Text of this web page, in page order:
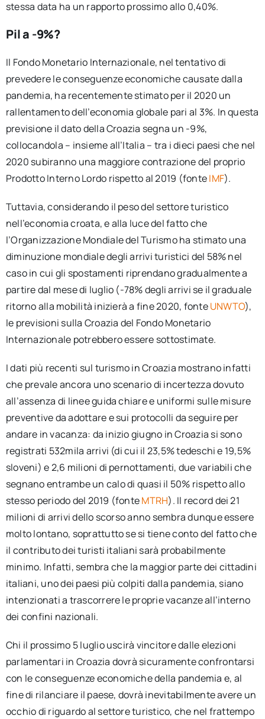
stessa data ha un rapporto prossimo allo 0,40%.
Pil a -9%?
Il Fondo Monetario Internazionale, nel tentativo di
prevedere le conseguenze economiche causate dalla
pandemia, ha recentemente stimato per il 2020 un
rallentamento dell’economia globale pari al 3%. In questa
previsione il dato della Croazia segna un -9%,
collocandola – insieme all’Italia – tra i dieci paesi che nel
2020 subiranno una maggiore contrazione del proprio
Prodotto Interno Lordo rispetto al 2019 (fonteIMF).
Tuttavia, considerando il peso del settore turistico
nell’economia croata, e alla luce del fatto che
l’Organizzazione Mondiale del Turismo ha stimato una
diminuzione mondiale degli arrivi turistici del 58% nel
caso in cui gli spostamenti riprendano gradualmente a
partire dal mese di luglio (-78% degli arrivi se il graduale
ritorno alla mobilità inizierà a fine 2020, fonteUNWTO),
le previsioni sulla Croazia del Fondo Monetario
Internazionale potrebbero essere sottostimate.
I dati più recenti sul turismo in Croazia mostrano infatti
che prevale ancora uno scenario di incertezza dovuto
all’assenza di linee guida chiare e uniformi sulle misure
preventive da adottare e sui protocolli da seguire per
andare in vacanza: da inizio giugno in Croazia si sono
registrati 532mila arrivi (di cui il 23,5% tedeschi e 19,5%
sloveni) e 2,6 milioni di pernottamenti, due variabili che
segnano entrambe un calo di quasi il 50% rispetto allo
stesso periodo del 2019 (fonteMTRH). Il record dei 21
milioni di arrivi dello scorso anno sembra dunque essere
molto lontano, soprattutto se si tiene conto del fatto che
il contributo dei turisti italiani sarà probabilmente
minimo. Infatti, sembra che la maggior parte dei cittadini
italiani, uno dei paesi più colpiti dalla pandemia, siano
intenzionati a trascorrere le proprie vacanze all’interno
dei confini nazionali.
Chi il prossimo 5 luglio uscirà vincitore dalle elezioni
parlamentari in Croazia dovrà sicuramente confrontarsi
con le conseguenze economiche della pandemia e, al
fine di rilanciare il paese, dovrà inevitabilmente avere un
occhio di riguardo al settore turistico, che nel frattempo